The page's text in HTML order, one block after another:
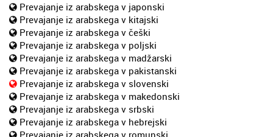
Prevajanje iz arabskega v japonski
Prevajanje iz arabskega v kitajski
Prevajanje iz arabskega v češki
Prevajanje iz arabskega v poljski
Prevajanje iz arabskega v madžarski
Prevajanje iz arabskega v pakistanski
Prevajanje iz arabskega v slovenski
Prevajanje iz arabskega v makedonski
Prevajanje iz arabskega v srbski
Prevajanje iz arabskega v hebrejski
Prevajanje iz arabskega v romunski